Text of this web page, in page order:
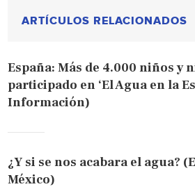
ARTÍCULOS RELACIONADOS
España: Más de 4.000 niños y
participado en ‘El Agua en la
Información)
¿Y si se nos acabara el agua?
México)